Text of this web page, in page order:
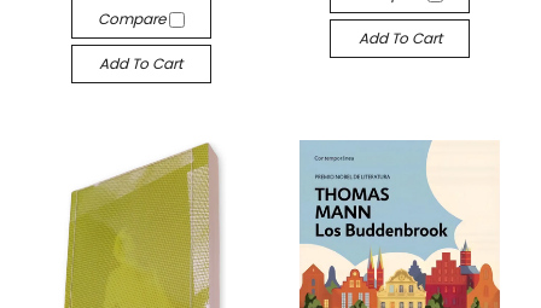
Compare
Add To Cart
Add To Cart